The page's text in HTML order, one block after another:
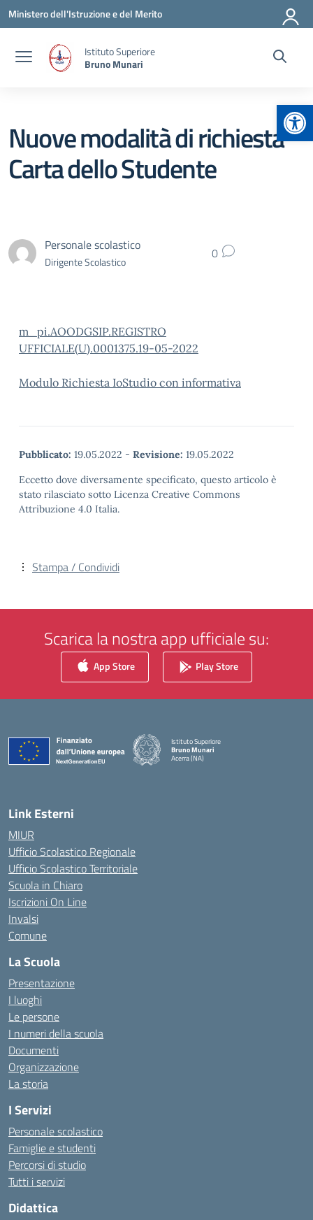
Vai ai contenuti
Vai al menu di navigazione
Vai al footer
Ministero dell'Istruzione e del Merito
Istituto Superiore
Bruno Munari
Nuove modalità di richiesta
Carta dello Studente
Personale scolastico
Dirigente Scolastico 0
m_pi.AOODGSIP.REGISTRO
UFFICIALE(U).0001375.19-05-2022
Modulo Richiesta IoStudio con informativa
Pubblicato: 19.05.2022 - Revisione: 19.05.2022
Eccetto dove diversamente specificato, questo articolo è
stato rilasciato sotto Licenza Creative Commons
Attribuzione 4.0 Italia.
Stampa / Condividi
Scarica la nostra app ufficiale su:
App Store Play Store
Istituto Superiore
Bruno Munari
Acerra (NA)
Link Esterni
MIUR
Ufficio Scolastico Regionale
Ufficio Scolastico Territoriale
Scuola in Chiaro
Iscrizioni On Line
Invalsi
Comune
La Scuola
Presentazione
I luoghi
Le persone
I numeri della scuola
Documenti
Organizzazione
La storia
I Servizi
Personale scolastico
Famiglie e studenti
Percorsi di studio
Tutti i servizi
Didattica